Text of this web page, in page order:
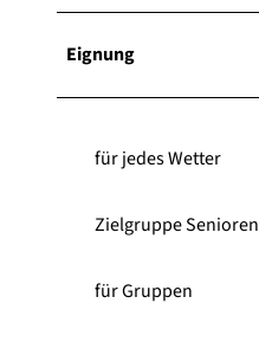
Eignung
für jedes Wetter
Zielgruppe Senioren
für Gruppen